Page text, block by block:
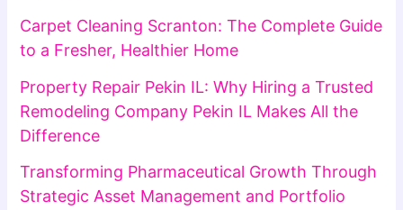
Carpet Cleaning Scranton: The Complete Guide
to a Fresher, Healthier Home
Property Repair Pekin IL: Why Hiring a Trusted
Remodeling Company Pekin IL Makes All the
Difference
Transforming Pharmaceutical Growth Through
Strategic Asset Management and Portfolio